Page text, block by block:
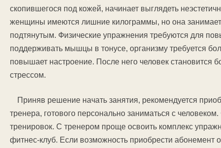
скопившегося под кожей, начинает выглядеть
женщины имеются лишние килограммы, но она
подтянутым. Физические упражнения требуются для
поддерживать мышцы в тонусе, организму требуется
повышает настроение. После него человек становится
стрессом.
Приняв решение начать занятия, рекомендуется
тренера, готового персонально заниматься с
тренировок. С тренером проще освоить комплекс
фитнес-клуб. Если возможность приобрести абонемент